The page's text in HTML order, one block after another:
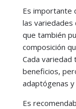
Es importante
las variedades
que también
composición
Cada
beneficios,
adaptógenas
Es